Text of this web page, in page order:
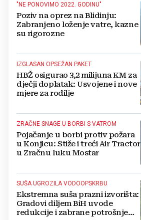
"NE PONOVIMO 2022. GODINU"
Poziv na oprez na Blidinju:
Zabranjeno loženje vatre, kazne
su rigorozne
IZGLASAN OPSEŽAN PAKET
HBŽ osigurao 3,2 milijuna KM za
dječji doplatak: Usvojene i nove
mjere za rodilje
ZRAČNE SNAGE U BORBI S VATROM
Pojačanje u borbi protiv požara
u Konjicu: Stiže i treći Air Tractor
u Zračnu luku Mostar
SUŠA UGROZILA VODOOPSKRBU
Ekstremna suša prazni izvorišta:
Gradovi diljem BiH uvode
redukcije i zabrane potrošnje